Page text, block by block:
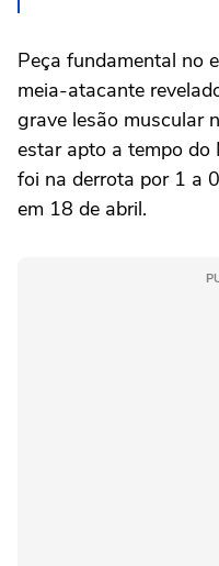
Peça fundamental no
meia-atacante
grave lesão muscular
estar apto a tempo do
foi na derrota por 1 a
em 18 de abril.